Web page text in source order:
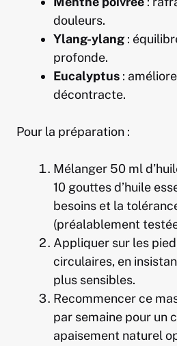
douleurs.
Ylang-ylang :
profonde.
Eucalyptus :
décontracte.
Pour la préparation :
Mélanger 50 ml
10 gouttes d’huile
besoins et la
(préalablement
Appliquer sur les
circulaires, en
plus sensibles.
Recommencer ce
par semaine pour un
apaisement naturel